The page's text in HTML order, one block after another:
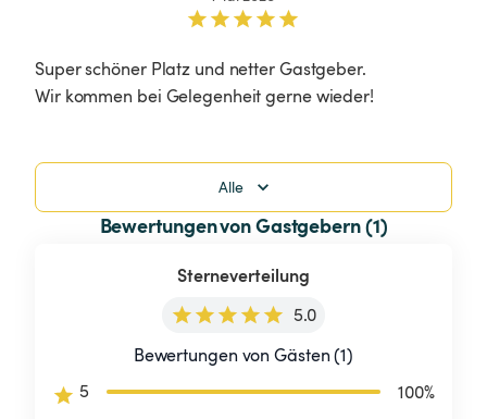
Super schöner Platz und netter Gastgeber.
Wir kommen bei Gelegenheit gerne wieder!
Alle
Bewertungen von Gastgebern (1)
Sterneverteilung
5.0
Bewertungen von Gästen (1)
5
100%